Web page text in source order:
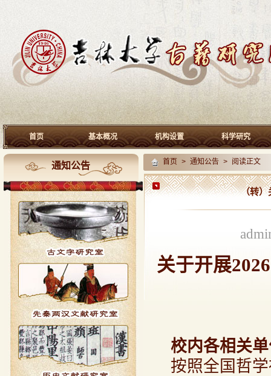
首页 基本概况 机构设置 科学研究
通知公告 首页 > 通知公告 > 阅读正文
（转）
关于开展
校内各相关
按照全国哲